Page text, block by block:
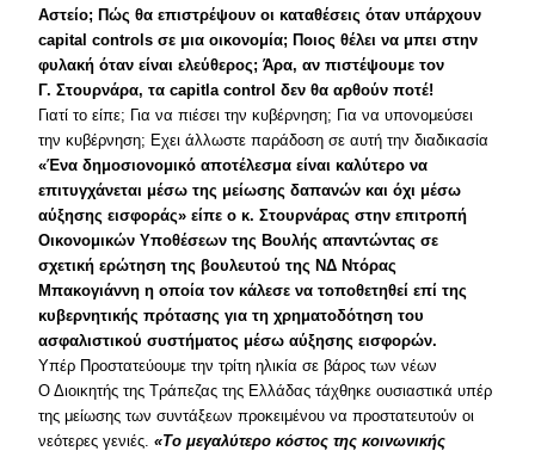
Αστείο; Πώς θα επιστρέψουν οι καταθέσεις όταν υπάρχουν
capital controls σε μια οικονομία; Ποιος θέλει να μπει στην
φυλακή όταν είναι ελεύθερος; Άρα, αν πιστέψουμε τον
Γ. Στουρνάρα, τα capitla control δεν θα αρθούν ποτέ!
Γιατί το είπε; Για να πιέσει την κυβέρνηση; Για να υπονομεύσει
την κυβέρνηση; Εχει άλλωστε παράδοση σε αυτή την διαδικασία
«Ένα δημοσιονομικό αποτέλεσμα είναι καλύτερο να
επιτυγχάνεται μέσω της μείωσης δαπανών και όχι μέσω
αύξησης εισφοράς» είπε ο κ. Στουρνάρας στην επιτροπή
Οικονομικών Υποθέσεων της Βουλής απαντώντας σε
σχετική ερώτηση της βουλευτού της ΝΔ Ντόρας
Μπακογιάννη η οποία τον κάλεσε να τοποθετηθεί επί της
κυβερνητικής πρότασης για τη χρηματοδότηση του
ασφαλιστικού συστήματος μέσω αύξησης εισφορών.
Υπέρ Προστατεύουμε την τρίτη ηλικία σε βάρος των νέων
Ο Διοικητής της Τράπεζας της Ελλάδας τάχθηκε ουσιαστικά υπέρ
της μείωσης των συντάξεων προκειμένου να προστατευτούν οι
νεότερες γενιές.«Το μεγαλύτερο κόστος της κοινωνικής